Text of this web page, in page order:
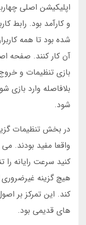
اپلیکیشن اصلی
و کارآمد بود. رابط
شده بود تا همه
آن کار کنند. صفحه
بازی تنظیمات و
بلافاصله وارد بازی
شود.
در بخش تنظیمات
واقعا مفید بودند.
کنید سرعت رایانه را
هیچ گزینه
کند. این تمرکز بر
های قدیمی بود.